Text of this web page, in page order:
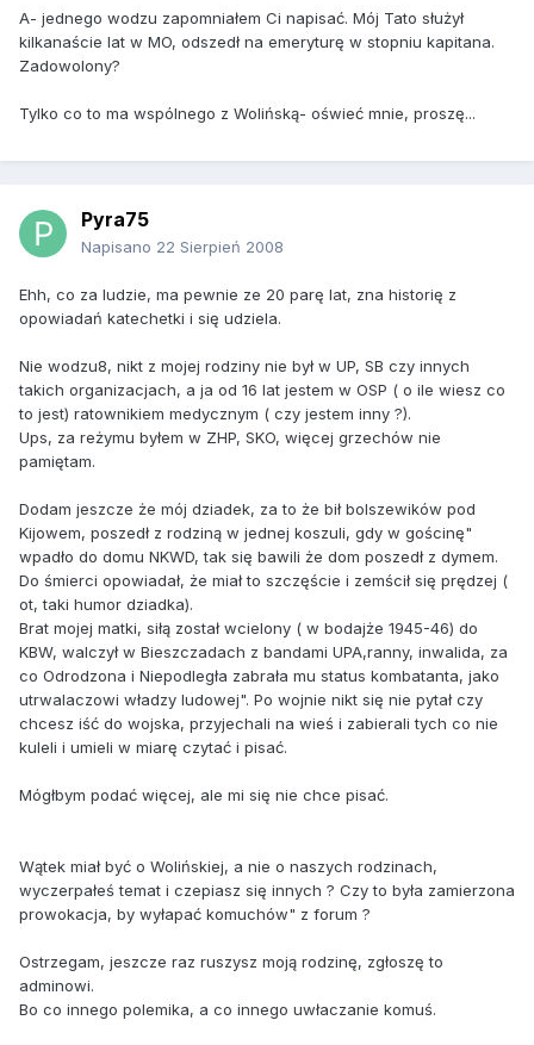
A- jednego wodzu zapomniałem Ci napisać. Mój Tato służył
kilkanaście lat w MO, odszedł na emeryturę w stopniu kapitana.
Zadowolony?
Tylko co to ma wspólnego z Wolińską- oświeć mnie, proszę...
Pyra75
Napisano 22 Sierpień 2008
Ehh, co za ludzie, ma pewnie ze 20 parę lat, zna historię z
opowiadań katechetki i się udziela.
Nie wodzu8, nikt z mojej rodziny nie był w UP, SB czy innych
takich organizacjach, a ja od 16 lat jestem w OSP ( o ile wiesz co
to jest) ratownikiem medycznym ( czy jestem inny ?).
Ups, za reżymu byłem w ZHP, SKO, więcej grzechów nie
pamiętam.
Dodam jeszcze że mój dziadek, za to że bił bolszewików pod
Kijowem, poszedł z rodziną w jednej koszuli, gdy w gościnę"
wpadło do domu NKWD, tak się bawili że dom poszedł z dymem.
Do śmierci opowiadał, że miał to szczęście i zemścił się prędzej (
ot, taki humor dziadka).
Brat mojej matki, siłą został wcielony ( w bodajże 1945-46) do
KBW, walczył w Bieszczadach z bandami UPA,ranny, inwalida, za
co Odrodzona i Niepodległa zabrała mu status kombatanta, jako
utrwalaczowi władzy ludowej". Po wojnie nikt się nie pytał czy
chcesz iść do wojska, przyjechali na wieś i zabierali tych co nie
kuleli i umieli w miarę czytać i pisać.
Mógłbym podać więcej, ale mi się nie chce pisać.
Wątek miał być o Wolińskiej, a nie o naszych rodzinach,
wyczerpałeś temat i czepiasz się innych ? Czy to była zamierzona
prowokacja, by wyłapać komuchów" z forum ?
Ostrzegam, jeszcze raz ruszysz moją rodzinę, zgłoszę to
adminowi.
Bo co innego polemika, a co innego uwłaczanie komuś.